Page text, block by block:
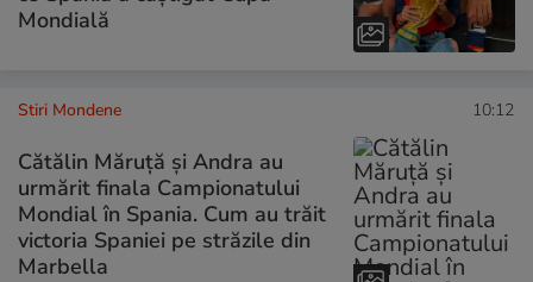
Mondială
Stiri Mondene 10:12
Cătălin Măruță și Andra au
urmărit finala Campionatului
Mondial în Spania. Cum au trăit
victoria Spaniei pe străzile din
Marbella